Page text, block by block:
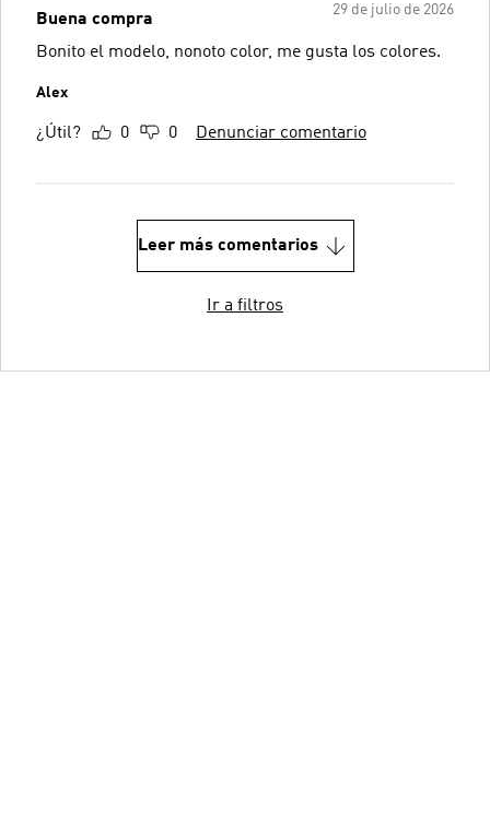
29 de julio de 2026
Buena compra
Bonito el modelo, nonoto color, me gusta los colores.
Alex
¿Útil? 0 0 Denunciar comentario
Leer más comentarios
Ir a filtros